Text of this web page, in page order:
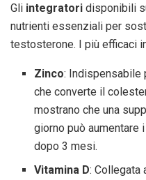
Gli integratori disponibili
nutrienti essenziali per
testosterone. I più efficaci
Zinco: Indispensabile
che converte il
mostrano che una
giorno può aumentare
dopo 3 mesi.
Vitamina D: Collegata